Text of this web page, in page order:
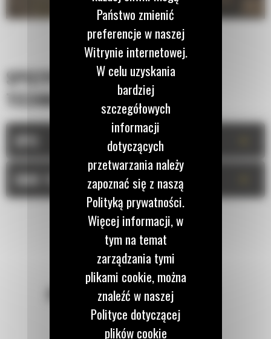
SPECYFIKACJA
TECHNICZNA
DANE TECHNICZNE
POZOSTAŃMY W KONTAKCIE
Państwo zmienić
preferencje w naszej
Witrynie internetowej.
W celu uzyskania
bardziej
szczegółowych
informacji
dotyczących
przetwarzania należy
zapoznać się z naszą
Polityką prywatności.
Więcej informacji, w
tym na temat
zarządzania tymi
plikami cookie, można
znaleźć w naszej
Polityce dotyczącej
plików cookie